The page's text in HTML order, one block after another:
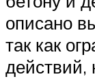
описано
так как
действий,